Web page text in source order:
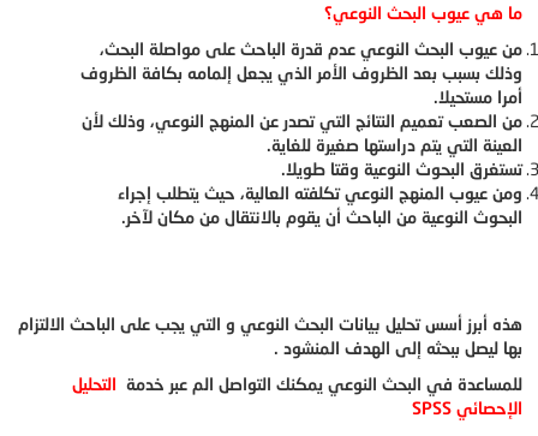
ما هي عيوب البحث النوعي؟
من عيوب البحث النوعي عدم قدرة الباحث على مواصلة البحث،
وذلك بسبب بعد الظروف الأمر الذي يجعل إلمامه بكافة الظروف
أمرا مستحيلا.
من الصعب تعميم النتائج التي تصدر عن المنهج النوعي، وذلك لأن
العينة التي يتم دراستها صغيرة للغاية.
تستغرق البحوث النوعية وقتا طويلا.
ومن عيوب المنهج النوعي تكلفته العالية، حيث يتطلب إجراء
البحوث النوعية من الباحث أن يقوم بالانتقال من مكان لآخر.
هذه أبرز أسس تحليل بيانات البحث النوعي و التي يجب على الباحث الالتزام
بها ليصل ببحثه إلى الهدف المنشود .
للمساعدة في البحث النوعي يمكنك التواصل الم عبر خدمة التحليل
الإحصائي SPSS